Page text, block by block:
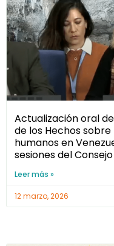
Actualización oral
de los Hechos
humanos en
sesiones del
Leer más »
12 marzo, 2026